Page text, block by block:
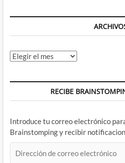
Archivos
RECIBE
Introduce tu correo electrónico
Brainstomping y recibir
de